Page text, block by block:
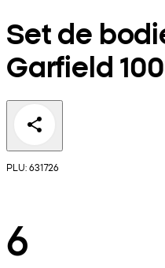
Set de
Garfield
PLU: 631726
6